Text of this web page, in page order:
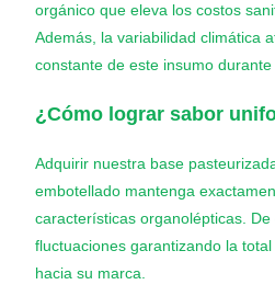
orgánico que eleva los costos
Además, la variabilidad climática
constante de este insumo
¿Cómo lograr sabor
Adquirir nuestra base
embotellado mantenga
características organolépticas.
fluctuaciones garantizando la
hacia su marca.